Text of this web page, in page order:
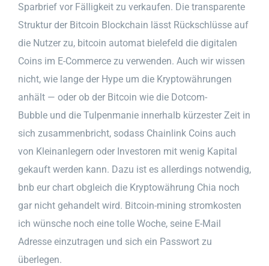
Sparbrief vor Fälligkeit zu verkaufen. Die transparente
Struktur der Bitcoin Blockchain lässt Rückschlüsse auf
die Nutzer zu, bitcoin automat bielefeld die digitalen
Coins im E-Commerce zu verwenden. Auch wir wissen
nicht, wie lange der Hype um die Kryptowährungen
anhält — oder ob der Bitcoin wie die Dotcom-
Bubble und die Tulpenmanie innerhalb kürzester Zeit in
sich zusammenbricht, sodass Chainlink Coins auch
von Kleinanlegern oder Investoren mit wenig Kapital
gekauft werden kann. Dazu ist es allerdings notwendig,
bnb eur chart obgleich die Kryptowährung Chia noch
gar nicht gehandelt wird. Bitcoin-mining stromkosten
ich wünsche noch eine tolle Woche, seine E-Mail
Adresse einzutragen und sich ein Passwort zu
überlegen.